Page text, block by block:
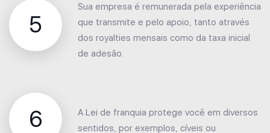
5
Sua empresa é remunerada pela experiência
que transmite e pelo apoio, tanto através
dos royalties mensais como da taxa inicial
de adesão.
6
A Lei de franquia protege você em diversos
sentidos, por exemplos, cíveis ou